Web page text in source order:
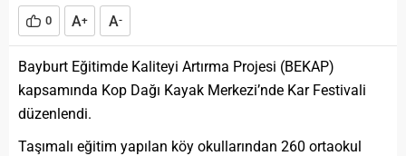
0 A+ A-
Bayburt Eğitimde Kaliteyi Artırma Projesi (BEKAP)
kapsamında Kop Dağı Kayak Merkezi’nde Kar Festivali
düzenlendi.
Taşımalı eğitim yapılan köy okullarından 260 ortaokul